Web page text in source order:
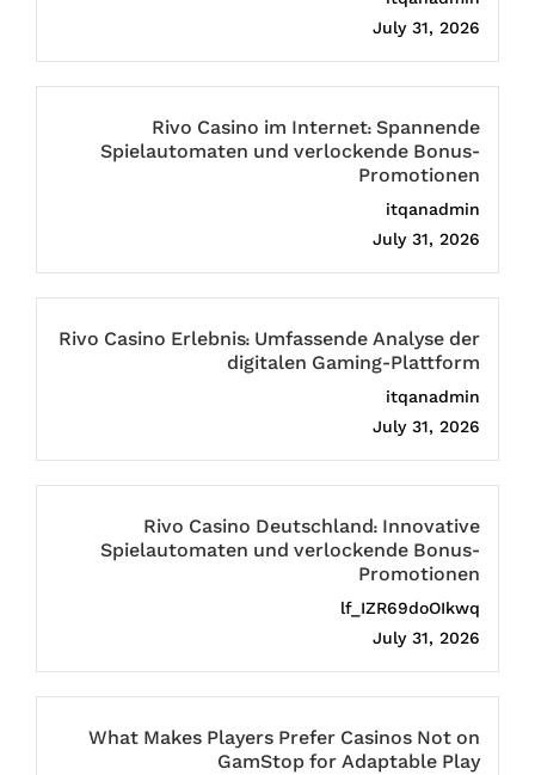
July 31, 2026
Rivo Casino im Internet: Spannende
Spielautomaten und verlockende Bonus-
Promotionen
itqanadmin
July 31, 2026
Rivo Casino Erlebnis: Umfassende Analyse der
digitalen Gaming-Plattform
itqanadmin
July 31, 2026
Rivo Casino Deutschland: Innovative
Spielautomaten und verlockende Bonus-
Promotionen
lf_IZR69doOIkwq
July 31, 2026
What Makes Players Prefer Casinos Not on
GamStop for Adaptable Play